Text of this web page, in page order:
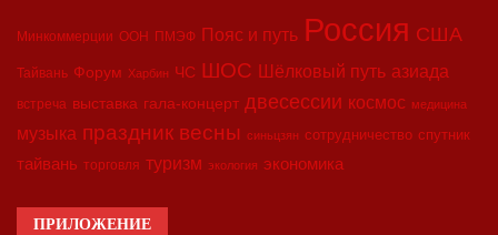
Минкоммерции ООН ПМЭФ Пояс и путь Россия США
Тайвань Форум Харбин ЧС ШОС Шёлковый путь азиада
встреча выставка гала-концерт двесессии космос медицина
музыка праздник весны синьцзян сотрудничество спутник
тайвань торговля туризм экология экономика
ПРИЛОЖЕНИЕ